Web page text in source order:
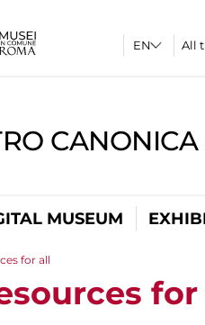
All
MUSEUM
for all
for